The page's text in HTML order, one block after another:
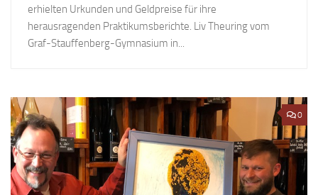
erhielten Urkunden und Geldpreise für ihre
herausragenden Praktikumsberichte. Liv Theuring vom
Graf-Stauffenberg-Gymnasium in...
0